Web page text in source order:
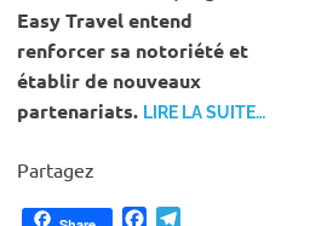
Easy Travel entend
renforcer sa notoriété et
établir de nouveaux
partenariats. LIRE LA SUITE…
Partagez
Facebook